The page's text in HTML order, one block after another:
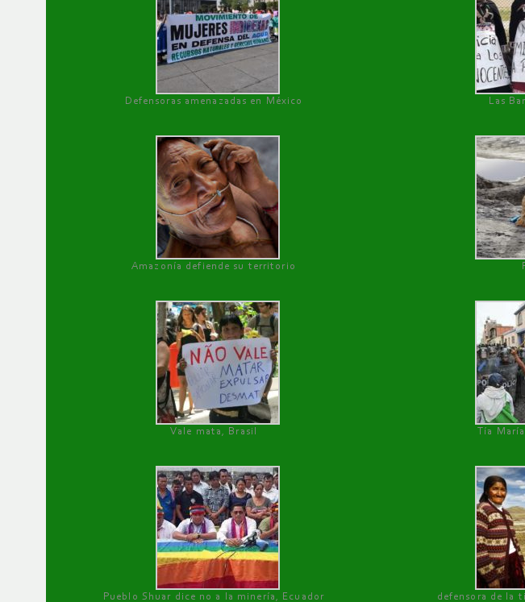
Defensoras amenazadas en México Las
Amazonía defiende su territorio
Vale mata, Brasil Tía
Pueblo Shuar dice no a la minería, Ecuador defensora de la